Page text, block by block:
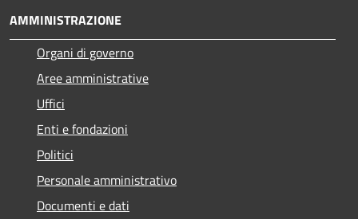
AMMINISTRAZIONE
Organi di governo
Aree amministrative
Uffici
Enti e fondazioni
Politici
Personale amministrativo
Documenti e dati